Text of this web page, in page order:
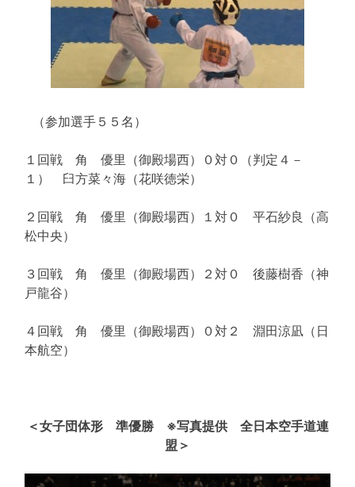
（参加選手５５名）
１回戦 角 優里（御殿場西）０対０（判定４－
１） 臼方菜々海（花咲徳栄）
２回戦 角 優里（御殿場西）１対０ 平石紗良（高
松中央）
３回戦 角 優里（御殿場西）２対０ 後藤樹香（神
戸龍谷）
４回戦 角 優里（御殿場西）０対２ 淵田涼凪（日
本航空）
＜女子団体形 準優勝 ※写真提供 全日本空手道連
盟＞